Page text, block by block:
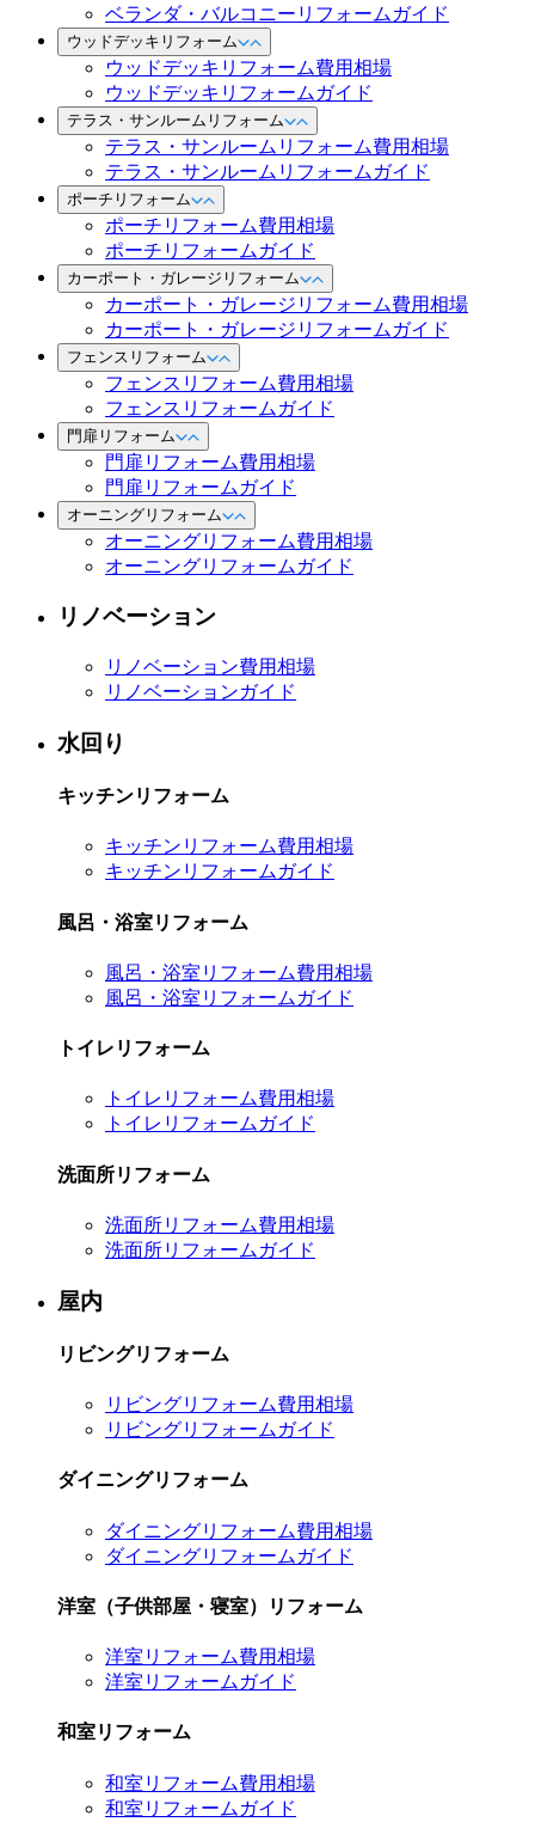
ベランダ・バルコニーリフォームガイド
ウッドデッキリフォーム
ウッドデッキリフォーム費用相場
ウッドデッキリフォームガイド
テラス・サンルームリフォーム
テラス・サンルームリフォーム費用相場
テラス・サンルームリフォームガイド
ポーチリフォーム
ポーチリフォーム費用相場
ポーチリフォームガイド
カーポート・ガレージリフォーム
カーポート・ガレージリフォーム費用相場
カーポート・ガレージリフォームガイド
フェンスリフォーム
フェンスリフォーム費用相場
フェンスリフォームガイド
門扉リフォーム
門扉リフォーム費用相場
門扉リフォームガイド
オーニングリフォーム
オーニングリフォーム費用相場
オーニングリフォームガイド
リノベーション
リノベーション費用相場
リノベーションガイド
水回り
キッチンリフォーム
キッチンリフォーム費用相場
キッチンリフォームガイド
風呂・浴室リフォーム
風呂・浴室リフォーム費用相場
風呂・浴室リフォームガイド
トイレリフォーム
トイレリフォーム費用相場
トイレリフォームガイド
洗面所リフォーム
洗面所リフォーム費用相場
洗面所リフォームガイド
屋内
リビングリフォーム
リビングリフォーム費用相場
リビングリフォームガイド
ダイニングリフォーム
ダイニングリフォーム費用相場
ダイニングリフォームガイド
洋室（子供部屋・寝室）リフォーム
洋室リフォーム費用相場
洋室リフォームガイド
和室リフォーム
和室リフォーム費用相場
和室リフォームガイド